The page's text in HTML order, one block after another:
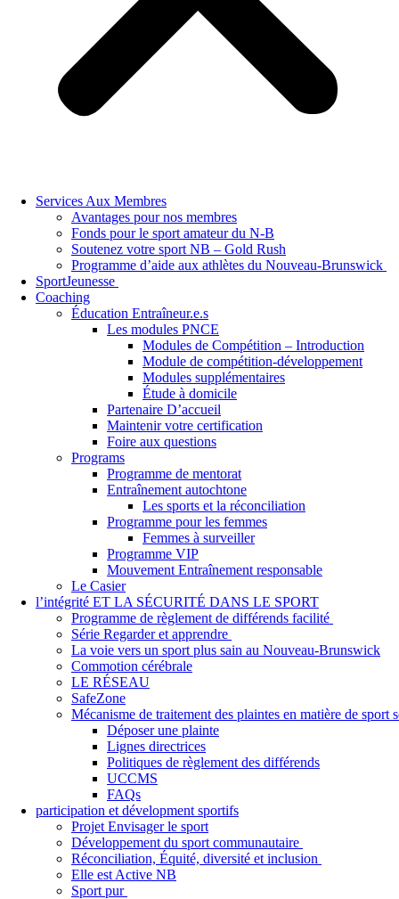
Services Aux Membres
Avantages pour nos membres
Fonds pour le sport amateur du N-B
Soutenez votre sport NB – Gold Rush
Programme d’aide aux athlètes du Nouveau-Brunswick
SportJeunesse
Coaching
Éducation Entraîneur.e.s
Les modules PNCE
Modules de Compétition – Introduction
Module de compétition-développement
Modules supplémentaires
Étude à domicile
Partenaire D’accueil
Maintenir votre certification
Foire aux questions
Programs
Programme de mentorat
Entraînement autochtone
Les sports et la réconciliation
Programme pour les femmes
Femmes à surveiller
Programme VIP
Mouvement Entraînement responsable
Le Casier
l’intégrité ET LA SÉCURITÉ DANS LE SPORT
Programme de règlement de différends facilité
Série Regarder et apprendre
La voie vers un sport plus sain au Nouveau-Brunswick
Commotion cérébrale
LE RÉSEAU
SafeZone
Mécanisme de traitement des plaintes en matière de
Déposer une plainte
Lignes directrices
Politiques de règlement des différends
UCCMS
FAQs
participation et dévelopment sportifs
Projet Envisager le sport
Développement du sport communautaire
Réconciliation, Équité, diversité et inclusion
Elle est Active NB
Sport pur